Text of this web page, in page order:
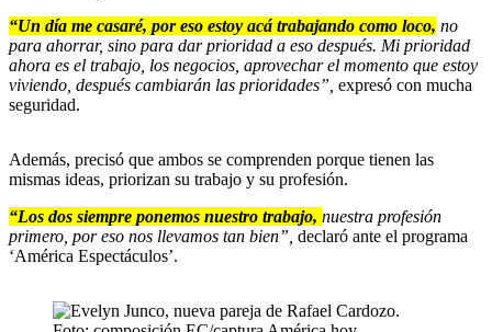
“Un día me casaré, por eso estoy acá trabajando como loco, no
para ahorrar, sino para dar prioridad a eso después. Mi prioridad
ahora es el trabajo, los negocios, aprovechar el momento que estoy
viviendo, después cambiarán las prioridades”, expresó con mucha
seguridad.
Además, precisó que ambos se comprenden porque tienen las
mismas ideas, priorizan su trabajo y su profesión.
“Los dos siempre ponemos nuestro trabajo, nuestra profesión
primero, por eso nos llevamos tan bien”, declaró ante el programa
‘América Espectáculos’.